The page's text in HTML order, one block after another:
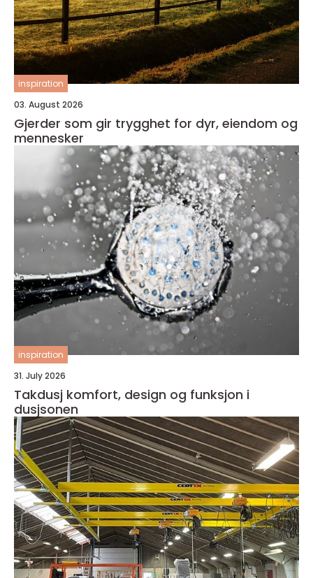
inspiration
03. August 2026
Gjerder som gir trygghet for dyr, eiendom og
mennesker
inspiration
31. July 2026
Takdusj komfort, design og funksjon i
dusjsonen